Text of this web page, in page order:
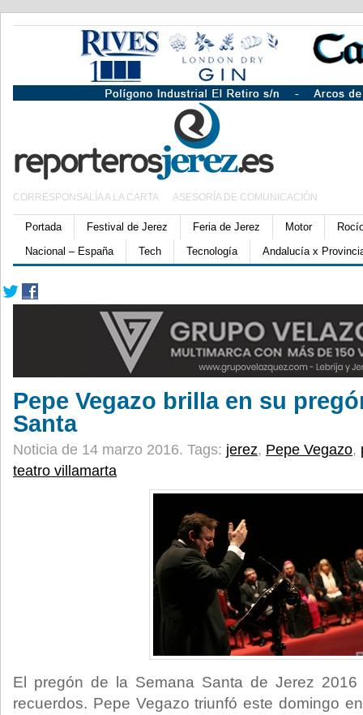
CORRESPONSALÍA A LA CARTA ASESORÍA DE COMUNICACIÓN
Portada Festival de Jerez Feria de Jerez Motor
Nacional – España
Tech Tecnología Andalucía x
Pepe Vegazo brilla en su
Santa
Noticia de 14 marzo 2016. Tags: jerez, Pepe Vegazo,
teatro villamarta
El pregón de la Semana Santa de Jerez
recuerdos. Pepe Vegazo triunfó este domingo